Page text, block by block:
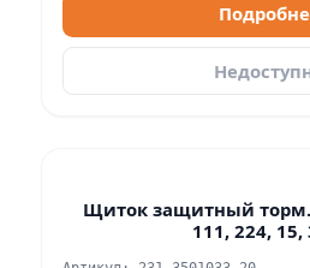
Щиток защитный
111, 224, 15,